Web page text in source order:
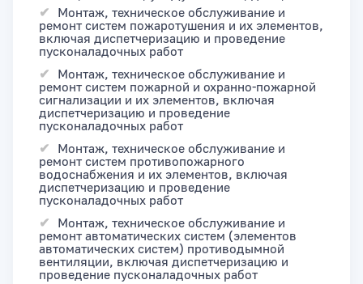
Монтаж, техническое обслуживание и
ремонт систем пожаротушения и их элементов,
включая диспетчеризацию и проведение
пусконаладочных работ
Монтаж, техническое обслуживание и
ремонт систем пожарной и охранно-пожарной
сигнализации и их элементов, включая
диспетчеризацию и проведение
пусконаладочных работ
Монтаж, техническое обслуживание и
ремонт систем противопожарного
водоснабжения и их элементов, включая
диспетчеризацию и проведение
пусконаладочных работ
Монтаж, техническое обслуживание и
ремонт автоматических систем (элементов
автоматических систем) противодымной
вентиляции, включая диспетчеризацию и
проведение пусконаладочных работ